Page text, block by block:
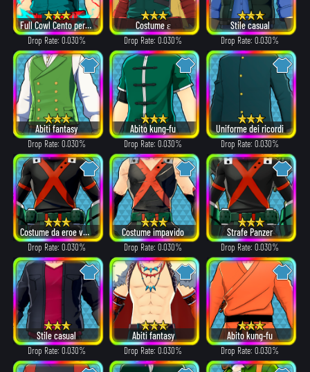
Full Cowl Cento per Cento
Drop Rate: 0.030%
Costume ε
Drop Rate: 0.030%
Stile casual
Drop Rate: 0.030%
Abiti fantasy
Drop Rate: 0.030%
Abito kung-fu
Drop Rate: 0.030%
Uniforme dei ricordi
Drop Rate: 0.030%
Costume da eroe versione invernale
Drop Rate: 0.030%
Costume impavido
Drop Rate: 0.030%
Strafe Panzer
Drop Rate: 0.030%
Stile casual
Drop Rate: 0.030%
Abiti fantasy
Drop Rate: 0.030%
Abito kung-fu
Drop Rate: 0.030%